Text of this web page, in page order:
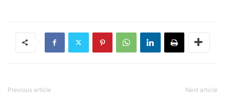
Previous article Next article